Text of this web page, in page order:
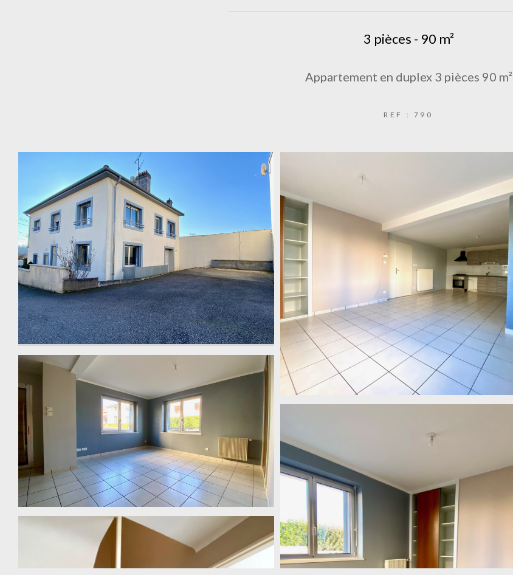
3 pièces - 90 m²
Appartement en duplex 3 pièces 90 m²
REF : 790